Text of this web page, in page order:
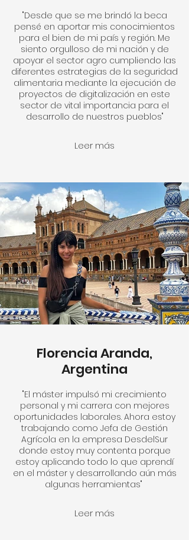
"Desde que se me brindó la beca
pensé en aportar mis conocimientos
para el bien de mi país y región. Me
siento orgulloso de mi nación y de
apoyar el sector agro cumpliendo las
diferentes estrategias de la seguridad
alimentaria mediante la ejecución de
proyectos de digitalización en este
sector de vital importancia para el
desarrollo de nuestros pueblos"
Leer más
Florencia Aranda,
Argentina
"El máster impulsó mi crecimiento
personal y mi carrera con mejores
oportunidades laborales. Ahora estoy
trabajando como Jefa de Gestión
Agrícola en la empresa DesdelSur
donde estoy muy contenta porque
estoy aplicando todo lo que aprendí
en el máster y desarrollando aún más
algunas herramientas"
Leer más